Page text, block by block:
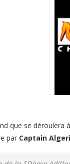
que se déroulera
par Captain